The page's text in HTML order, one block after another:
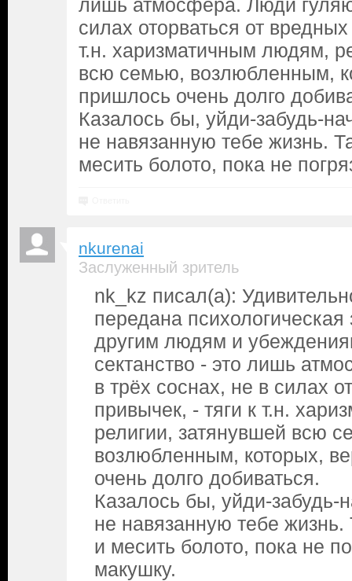
лишь атмосфера. Люди
силах оторваться от
т.н. харизматичным людям,
всю семью, возлюбленным,
пришлось очень долго
Казалось бы, уйди-забудь-
не навязанную тебе жизнь.
месить болото, пока не
nkurenai
Заслуженный зритель
nk_kz писал(а):
передана
другим людям и
сектанство - это лишь
в трёх соснах, не в силах
привычек, - тяги к т.н.
религии, затянувшей всю
возлюбленным, которых,
очень долго добиваться.
Казалось бы, уйди-забудь-
не навязанную тебе жизнь.
и месить болото, пока не
макушку.